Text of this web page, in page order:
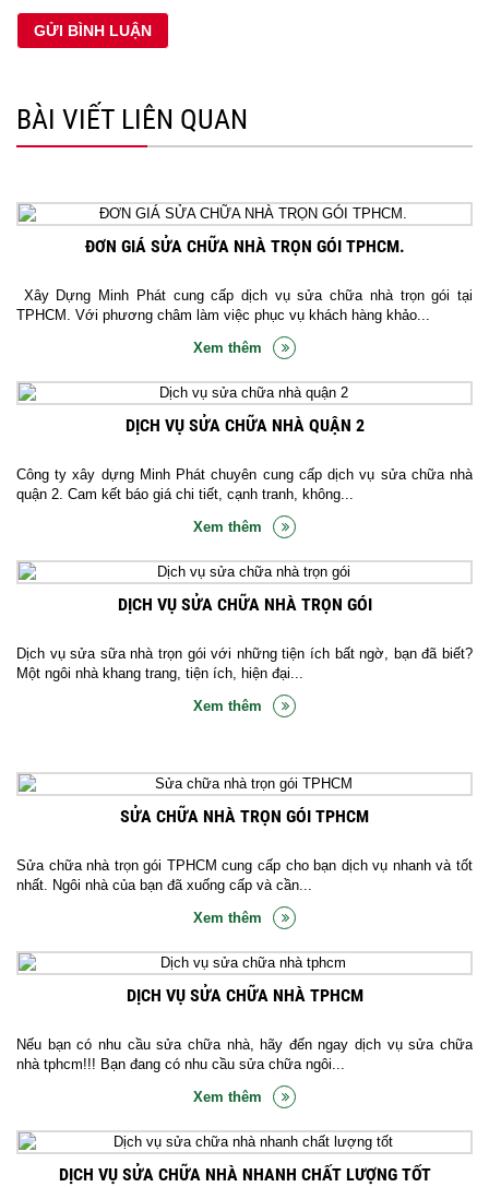
BÀI VIẾT LIÊN QUAN
ĐƠN GIÁ SỬA CHỮA NHÀ TRỌN GÓI TPHCM.
Xây Dựng Minh Phát cung cấp dịch vụ sửa chữa nhà trọn gói tại
TPHCM. Với phương châm làm việc phục vụ khách hàng khảo...
Xem thêm
DỊCH VỤ SỬA CHỮA NHÀ QUẬN 2
Công ty xây dựng Minh Phát chuyên cung cấp dịch vụ sửa chữa nhà
quận 2. Cam kết báo giá chi tiết, cạnh tranh, không...
Xem thêm
DỊCH VỤ SỬA CHỮA NHÀ TRỌN GÓI
Dịch vụ sửa sữa nhà trọn gói với những tiện ích bất ngờ, bạn đã biết?
Một ngôi nhà khang trang, tiện ích, hiện đại...
Xem thêm
SỬA CHỮA NHÀ TRỌN GÓI TPHCM
Sửa chữa nhà trọn gói TPHCM cung cấp cho bạn dịch vụ nhanh và tốt
nhất. Ngôi nhà của bạn đã xuống cấp và cần...
Xem thêm
DỊCH VỤ SỬA CHỮA NHÀ TPHCM
Nếu bạn có nhu cầu sửa chữa nhà, hãy đến ngay dịch vụ sửa chữa
nhà tphcm!!! Bạn đang có nhu cầu sửa chữa ngôi...
Xem thêm
DỊCH VỤ SỬA CHỮA NHÀ NHANH CHẤT LƯỢNG TỐT